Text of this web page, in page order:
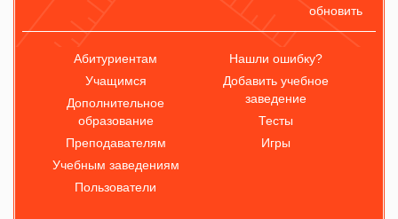
обновить
Абитуриентам
Учащимся
Дополнительное
образование
Преподавателям
Учебным заведениям
Пользователи
Нашли ошибку?
Добавить учебное
заведение
Тесты
Игры